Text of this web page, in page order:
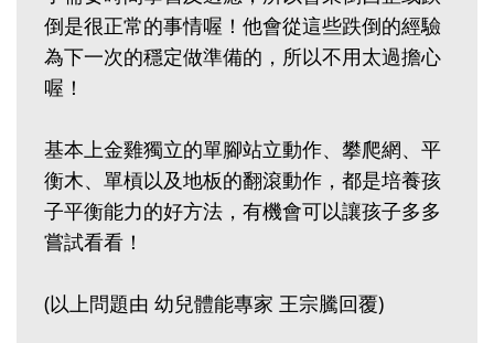
倒是很正常的事情喔！他會從這些跌倒的經驗
為下一次的穩定做準備的，所以不用太過擔心
喔！
基本上金雞獨立的單腳站立動作、攀爬網、平
衡木、單槓以及地板的翻滾動作，都是培養孩
子平衡能力的好方法，有機會可以讓孩子多多
嘗試看看！
(以上問題由 幼兒體能專家 王宗騰回覆)